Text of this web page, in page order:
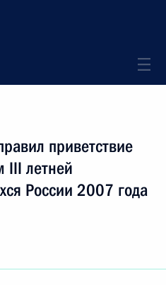
приветствие
III летней
России 2007 года